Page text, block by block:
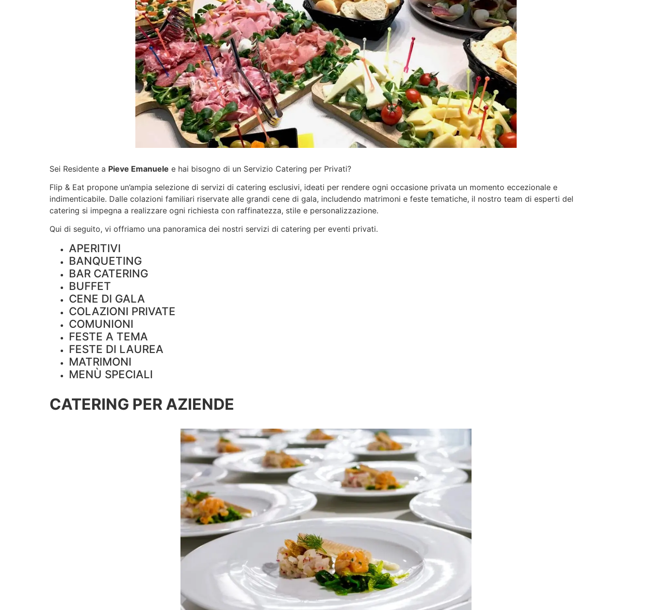
Sei Residente a Pieve Emanuele e hai bisogno di un Servizio Catering per Privati?
Flip & Eat propone un’ampia selezione di servizi di catering esclusivi, ideati per rendere ogni occasione privata un momento eccezionale e
indimenticabile. Dalle colazioni familiari riservate alle grandi cene di gala, includendo matrimoni e feste tematiche, il nostro team di esperti del
catering si impegna a realizzare ogni richiesta con raffinatezza, stile e personalizzazione.
Qui di seguito, vi offriamo una panoramica dei nostri servizi di catering per eventi privati.
APERITIVI
BANQUETING
BAR CATERING
BUFFET
CENE DI GALA
COLAZIONI PRIVATE
COMUNIONI
FESTE A TEMA
FESTE DI LAUREA
MATRIMONI
MENÙ SPECIALI
CATERING PER AZIENDE